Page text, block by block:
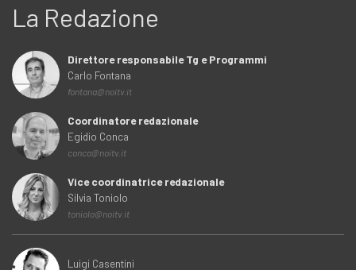
La Redazione
Direttore responsabile Tg e Programmi
Carlo Fontana
fontana@noitv.it
Coordinatore redazionale
Egidio Conca
conca@noitv.it
Vice coordinatrice redazionale
Silvia Toniolo
toniolo@noitv.it
Luigi Casentini